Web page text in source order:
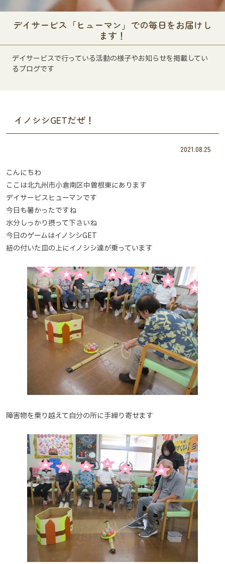
デイサービス「ヒューマン」での毎日をお届けし
ます！
デイサービスで行っている活動の様子やお知らせを掲載してい
るブログです
イノシシGETだぜ！
2021.08.25
こんにちわ
ここは北九州市小倉南区中曽根東にあります
デイサービスヒューマンです
今日も暑かったですね
水分しっかり摂って下さいね
今日のゲームはイノシシGET
紐の付いた皿の上にイノシシ達が乗っています
障害物を乗り越えて自分の所に手繰り寄せます